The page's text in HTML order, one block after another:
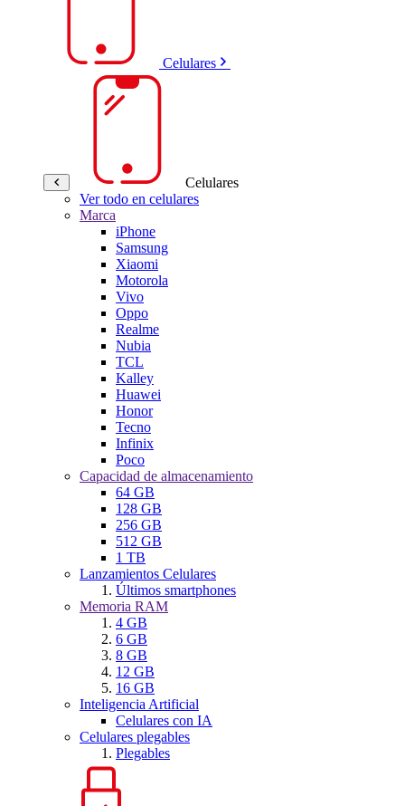
Celulares
Celulares
Ver todo en celulares
Marca
iPhone
Samsung
Xiaomi
Motorola
Vivo
Oppo
Realme
Nubia
TCL
Kalley
Huawei
Honor
Tecno
Infinix
Poco
Capacidad de almacenamiento
64 GB
128 GB
256 GB
512 GB
1 TB
Lanzamientos Celulares
Últimos smartphones
Memoria RAM
4 GB
6 GB
8 GB
12 GB
16 GB
Inteligencia Artificial
Celulares con IA
Celulares plegables
Plegables